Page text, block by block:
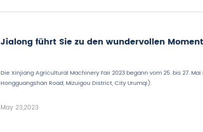
Jialong führt Sie zu den wundervollen
Die Xinjiang Agricultural Machinery Fair 2023 begann vom 25. bis 27.
Hongguangshan Road, Mizuigou District, City Urumqi).
May 23,2023